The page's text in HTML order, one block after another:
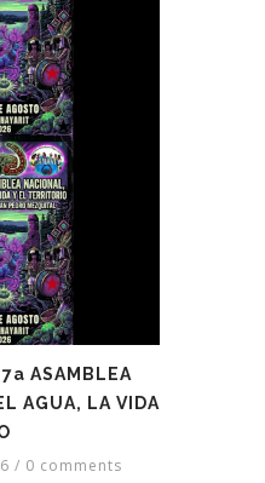
ASAMBLEA
AGUA, LA VIDA
/ 0 comments